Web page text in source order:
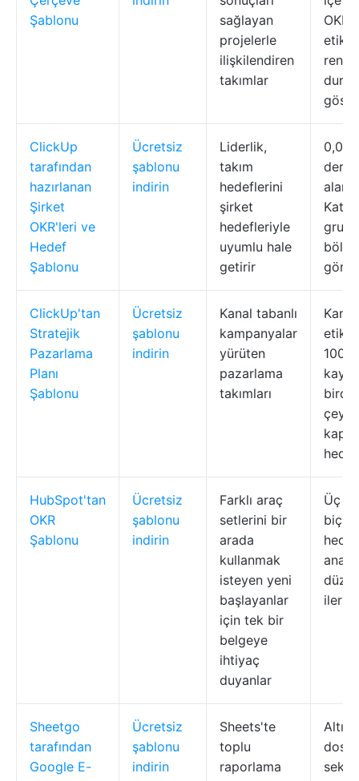
Şablonu
sağlayan
projelerle
ilişkilendiren
takımlar
OKR
renk
ClickUp
tarafından
hazırlanan
Şirket
OKR'leri ve
Hedef
Şablonu
Ücretsiz
şablonu
indirin
Liderlik,
takım
hedeflerini
şirket
hedefleriyle
uyumlu hale
getirir
ClickUp'tan
Stratejik
Pazarlama
Planı
Şablonu
Ücretsiz
şablonu
indirin
Kanal tabanlı
kampanyalar
yürüten
pazarlama
takımları
Kanal
100
HubSpot'tan
OKR
Şablonu
Ücretsiz
şablonu
indirin
Farklı araç
setlerini bir
arada
kullanmak
isteyen yeni
başlayanlar
için tek bir
belgeye
ihtiyaç
duyanlar
Üç
Sheetgo
tarafından
Google E-
Ücretsiz
şablonu
indirin
Sheets'te
toplu
raporlama